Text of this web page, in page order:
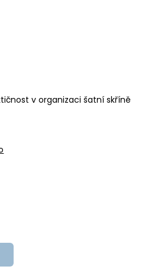
v organizaci šatní skříně